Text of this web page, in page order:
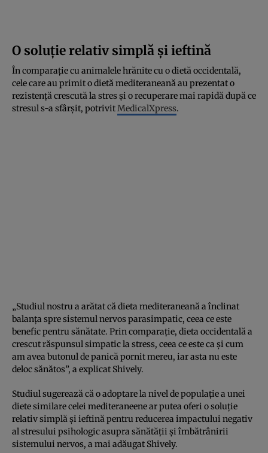
O soluție relativ simplă și ieftină
În comparație cu animalele hrănite cu o dietă occidentală,
cele care au primit o dietă mediteraneană au prezentat o
rezistență crescută la stres și o recuperare mai rapidă după ce
stresul s-a sfârșit, potrivitMedicalXpress.
„Studiul nostru a arătat că dieta mediteraneană a înclinat
balanța spre sistemul nervos parasimpatic, ceea ce este
benefic pentru sănătate. Prin comparație, dieta occidentală a
crescut răspunsul simpatic la stress, ceea ce este ca și cum
am avea butonul de panică pornit mereu, iar asta nu este
deloc sănătos”, a explicat Shively.
Studiul sugerează că o adoptare la nivel de populație a unei
diete similare celei mediteraneene ar putea oferi o soluție
relativ simplă și ieftină pentru reducerea impactului negativ
al stresului psihologic asupra sănătății și îmbătrânirii
sistemului nervos, a mai adăugat Shively.